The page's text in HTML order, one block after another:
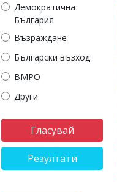
Демократична
България
Възраждане
Български възход
ВМРО
Други
Резултати